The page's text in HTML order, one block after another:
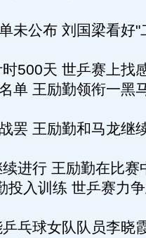
未公布 刘国梁看好"
500天 世乒赛上找
单 王励勤领衔一黑
罢 王励勤和马龙继
进行 王励勤在比赛
投入训练 世乒赛力
乓球女队队员李晓